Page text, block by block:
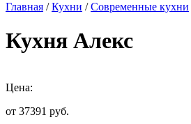
Главная /Кухни /Современные кухни
Кухня Алекс
Цена:
от 37391 руб.